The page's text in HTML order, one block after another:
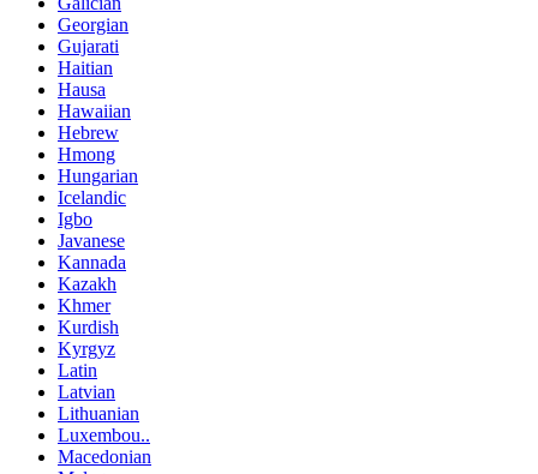
Georgian
Gujarati
Haitian
Hausa
Hawaiian
Hebrew
Hmong
Hungarian
Icelandic
Igbo
Javanese
Kannada
Kazakh
Khmer
Kurdish
Kyrgyz
Latin
Latvian
Lithuanian
Luxembou..
Macedonian